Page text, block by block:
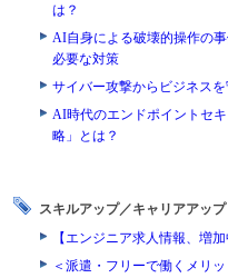
は？
AI自身による破壊的操作の
必要な対策
サイバー攻撃からビジネス
AI時代のエンドポイントセ
略」とは？
スキルアップ／キャリアアップ
【エンジニア求人情報、増
＜派遣・フリーで働くメリ